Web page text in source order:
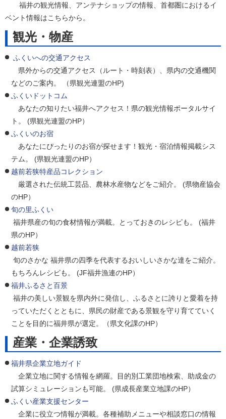
福井の観光情報、アンテナショップの情報、首都圏におけるイ
ベント情報はこちらから。
観光・物産
ふくいへの交通アクセス
県外からの交通アクセス（ルート・時刻表）、県内の交通機関
などのご案内。 （県観光連盟のHP)
ふくいドットコム
あなたの知りたい福井へアクセス！県の観光情報ポータルサイ
ト。 (県観光連盟のHP）
ふくいのお宿
あなたにぴったりのお宿が探せます！観光・宿泊情報掲載シス
テム。 (県観光連盟のHP）
越前若狭特産品コレクション
厳選された伝統工芸品、農林水産物などをご紹介。 (県物産協会
のHP）
旬の里ふくい
福井県産の旬の食材情報が満載。とっておきのレシピも。 (福井
県のHP）
越前若狭
旬のさかな 福井県の四季を代表するおいしいさかな達をご紹介。
もちろんレシピも。 (JF福井漁連のHP）
福井ふるさと百景
福井の美しい景観を県内外に発信し、ふるさとに誇りと愛着を持
っていただくとともに、県民の財産である景観を守り育てていく
ことを目的に福井県が選定。（県文化課のHP）
産業・企業誘致
福井県企業立地ガイド
企業立地に関する情報を網羅。目的別工業団地検索、助成金の
試算シミュレーションも可能。 (県成長産業立地課のHP）
ふくい産業支援センター
企業に役立つ情報が満載。各種補助メニューや相談窓口の情報